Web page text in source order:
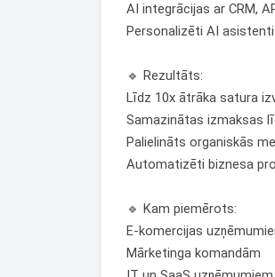
AI integrācijas ar CRM,
Personalizēti AI
🔹 Rezultāts:
Līdz 10x ātrāka satura
Samazinātas izmaksas
Palielināts organiskās
Automatizēti biznesa
🔹 Kam piemērots:
E-komercijas
Mārketinga komandām